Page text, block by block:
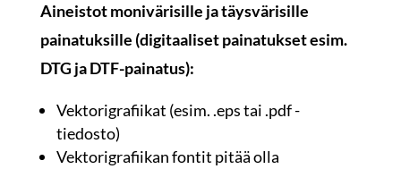
Aineistot monivärisille ja täysvärisille
painatuksille (digitaaliset painatukset esim.
DTG ja DTF-painatus):
Vektorigrafiikat (esim. .eps tai .pdf -
tiedosto)
Vektorigrafiikan fontit pitää olla